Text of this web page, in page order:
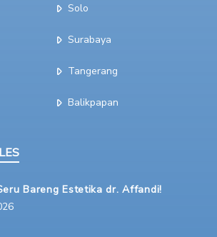
Solo
Surabaya
Tangerang
Balikpapan
Bareng Estetika dr. Affandi!